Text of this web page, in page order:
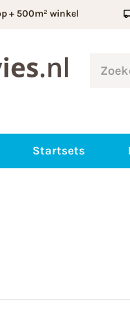
+ 500m² winkel
Startsets